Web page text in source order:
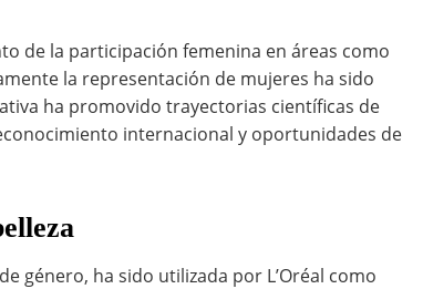
de la participación femenina en áreas como
la representación de mujeres ha sido
ha promovido trayectorias científicas de
internacional y oportunidades de
género, ha sido utilizada por L’Oréal como